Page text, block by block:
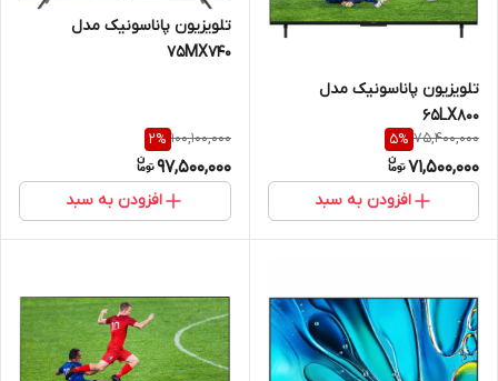
تلویزیون پاناسونیک مدل
65LX800
75,400,000
5%
71,500,000
افزودن به سبد
تلویزیون پاناسونیک مدل
75MX740
100,100,000
2%
97,500,000
افزودن به سبد